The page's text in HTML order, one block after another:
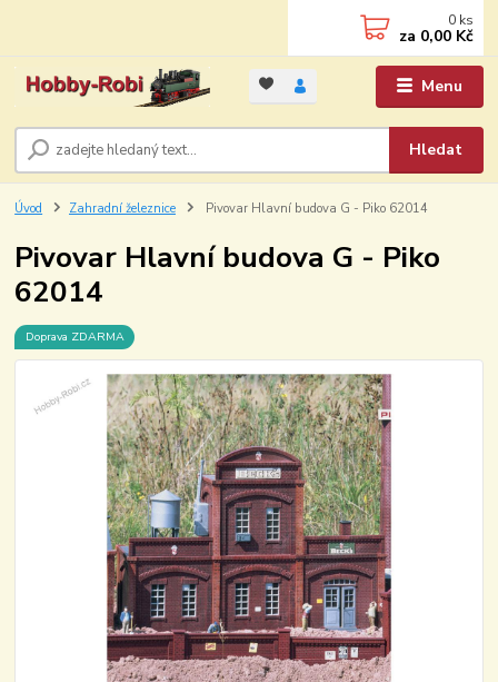
Menu
Hledat
0 ks
za 0,00 Kč
Úvod Zahradní železnice Pivovar Hlavní budova G - Piko 62014
Pivovar Hlavní budova G - Piko
62014
Doprava ZDARMA